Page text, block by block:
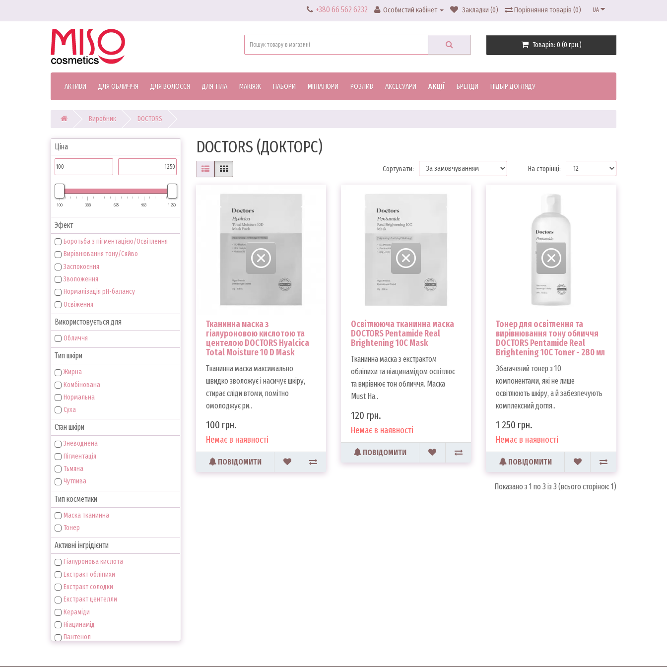
UA
+380 66 562 6232 Особистий кабінет Закладки (0) Порівняння товарів (0)
Товарів: 0 (0 грн.)
АКТИВИ ДЛЯ ОБЛИЧЧЯ ДЛЯ ВОЛОССЯ ДЛЯ ТІЛА МАКІЯЖ НАБОРИ МІНІАТЮРИ РОЗЛИВ АКСЕСУАРИ АКЦІЇ БРЕНДИ ПІДБІР ДОГЛЯДУ
Виробник DOCTORS
Ціна
100 388 675 963 1 250
Эфект
Боротьба з пігментацією/Освітлення
Вирівнювання тону/Сяйво
Заспокоєння
Зволоження
Нормалізація pH-балансу
Освіження
Використовується для
Обличчя
Тип шкіри
Жирна
Комбінована
Нормальна
Суха
Стан шкіри
Зневоднена
Пігментація
Тьмяна
Чутлива
Тип косметики
Маска тканинна
Тонер
Активні інгрідієнти
Гіалуронова кислота
Екстракт обліпихи
Екстракт солодки
Екстракт центелли
Кераміди
Ніацинамід
Пантенол
DOCTORS (ДОКТОРС)
Сортувати: На сторінці:
Тканинна маска з
гіалуроновою кислотою та
центелою DOCTORS Hyalcica
Total Moisture 10 D Mask
Тканинна маска максимально
швидко зволожує і насичує шкіру,
стирає сліди втоми, помітно
омолоджує ри..
100 грн.
Немає в наявності
ПОВІДОМИТИ
Освітлююча тканинна маска
DOCTORS Pentamide Real
Brightening 10C Mask
Тканинна маска з екстрактом
обліпихи та ніацинамідом освітлює
та вирівнює тон обличчя. Маска
Must Ha..
120 грн.
Немає в наявності
ПОВІДОМИТИ
Тонер для освітлення та
вирівнювання тону обличчя
DOCTORS Pentamide Real
Brightening 10C Toner - 280 мл
Збагачений тонер з 10
компонентами, які не лише
освітлюють шкіру, а й забезпечують
комплексний догля..
1 250 грн.
Немає в наявності
ПОВІДОМИТИ
Показано з 1 по 3 із 3 (всього сторінок: 1)